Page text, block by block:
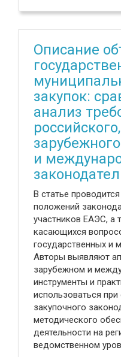
Описание
закупок:
анализ
российского,
зарубежного
и
В статье
положений
участников ЕАЭС,
касающихся
государственных и
Авторы выявляют
зарубежном и
инструменты и
использоваться
закупочного
методического
деятельности на
ведомственном